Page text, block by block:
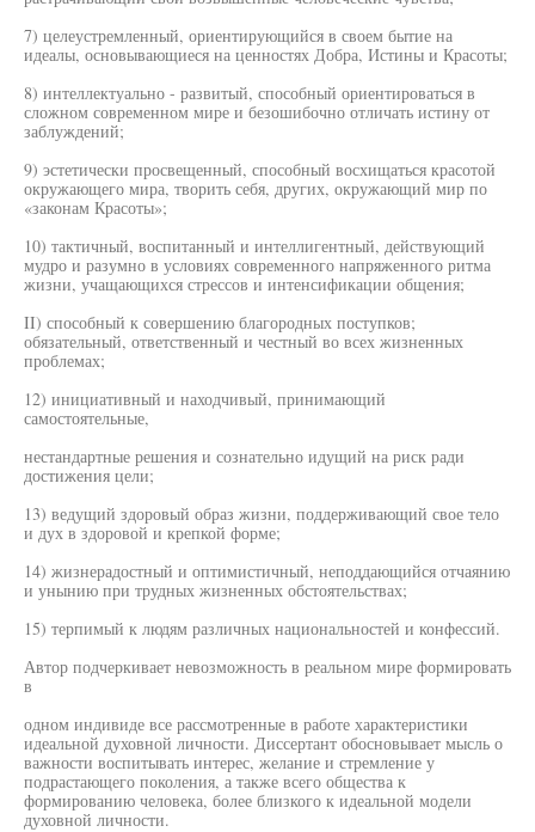
7) целеустремленный, ориентирующийся в своем бытие на
идеалы, основывающиеся на ценностях Добра, Истины и Красоты;
8) интеллектуально - развитый, способный ориентироваться в
сложном современном мире и безошибочно отличать истину от
заблуждений;
9) эстетически просвещенный, способный восхищаться красотой
окружающего мира, творить себя, других, окружающий мир по
«законам Красоты»;
10) тактичный, воспитанный и интеллигентный, действующий
мудро и разумно в условиях современного напряженного ритма
жизни, учащающихся стрессов и интенсификации общения;
II) способный к совершению благородных поступков;
обязательный, ответственный и честный во всех жизненных
проблемах;
12) инициативный и находчивый, принимающий
самостоятельные,
нестандартные решения и сознательно идущий на риск ради
достижения цели;
13) ведущий здоровый образ жизни, поддерживающий свое тело
и дух в здоровой и крепкой форме;
14) жизнерадостный и оптимистичный, неподдающийся отчаянию
и унынию при трудных жизненных обстоятельствах;
15) терпимый к людям различных национальностей и конфессий.
Автор подчеркивает невозможность в реальном мире формировать
в
одном индивиде все рассмотренные в работе характеристики
идеальной духовной личности. Диссертант обосновывает мысль о
важности воспитывать интерес, желание и стремление у
подрастающего поколения, а также всего общества к
формированию человека, более близкого к идеальной модели
духовной личности.